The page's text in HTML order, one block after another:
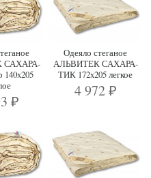
САХАРА-
140x205
₽
Одеяло стеганое
АЛЬВИТЕК САХАРА-
ТИК 172x205 легкое
4 972 ₽